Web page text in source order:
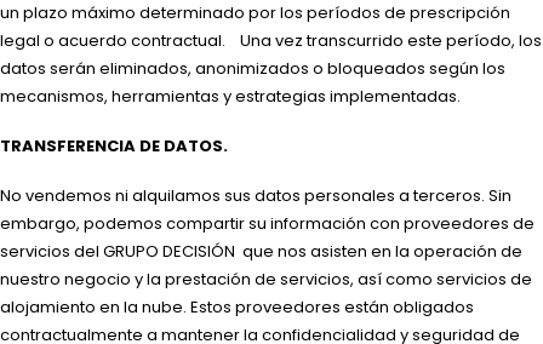
un plazo máximo determinado por los períodos de prescripción
legal o acuerdo contractual. Una vez transcurrido este período, los
datos serán eliminados, anonimizados o bloqueados según los
mecanismos, herramientas y estrategias implementadas.
TRANSFERENCIA DE DATOS.
No vendemos ni alquilamos sus datos personales a terceros. Sin
embargo, podemos compartir su información con proveedores de
servicios del GRUPO DECISIÓN que nos asisten en la operación de
nuestro negocio y la prestación de servicios, así como servicios de
alojamiento en la nube. Estos proveedores están obligados
contractualmente a mantener la confidencialidad y seguridad de